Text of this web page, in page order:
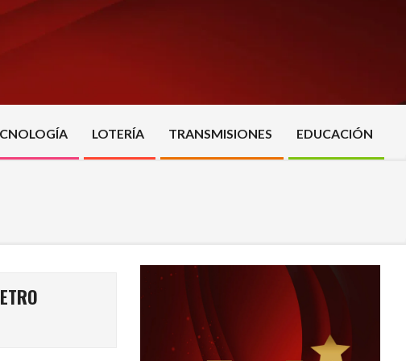
LOTERÍA TRANSMISIONES EDUCACIÓN